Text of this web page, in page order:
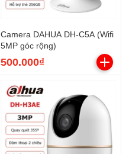
Camera DAHUA DH-C5A (Wifi
5MP góc rộng)
500.000₫